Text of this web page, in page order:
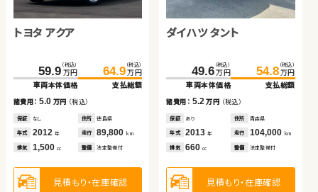
トヨタ アクア
59.9 （税込）
万円
車両本体価格
64.9 （税込）
万円
支払総額
諸費用：5.0 万円 （税込）
保証 なし 住所 徳島県
年式 2012 年 走行 89,800 km
排気 1,500 cc 整備 法定整備付
見積もり・在庫確認
ダイハツ タント
49.6 （税込）
万円
車両本体価格
54.8 （税込）
万円
支払総額
諸費用： 5.2 万円 （税込）
保証 あり 住所 青森県
年式 2013年 走行 104,000 km
排気 660cc 整備 法定整備付
見積もり・在庫確認
スズキ ジムニー
110.1 （税込）
万円
車両本体価格
117.2 （税込）
万円
支払総額
諸費用：7.1 万円 （税込）
保証 なし 住所 埼玉県
年式 2008 年 走行 31,800 km
排気 660cc 整備 なし
見積もり・在庫確認
スズキ スイフト
121.6 （税込）
万円
車両本体価格
133.3 （税込）
万円
支払総額
諸費用： 11.7万円（税込）
保証 なし 住所 埼玉県
年式 2017年 走行 17,100km
排気 1,200 整備 なし
見積もり・在庫確認
スズキ ジムニーシエラ
267.2万円
車両本体価格
諸費用：12.7万円 （税込）
保証 あり 住所 岩手県
排気 1,500cc 整備 法定整備付
日産 エクストレイル
202.3 （税込）
万円
車両本体価格
212.4 （税込）
万円
支払総額
諸費用： 10.1万円（税込）
保証 あり 住所 茨城県
年式 2020年 走行 35,900km
排気 2,000 整備 なし
見積もり・在庫確認